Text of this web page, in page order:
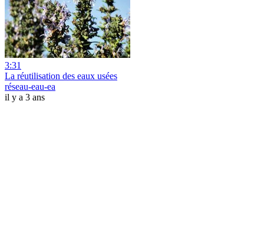
3:31
La réutilisation des eaux usées
réseau-eau-ea
il y a 3 ans